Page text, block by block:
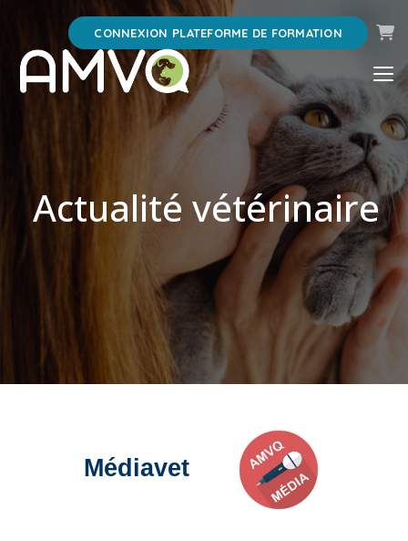
CONNEXION PLATEFORME DE FORMATION
Actualité vétérinaire
Médiavet